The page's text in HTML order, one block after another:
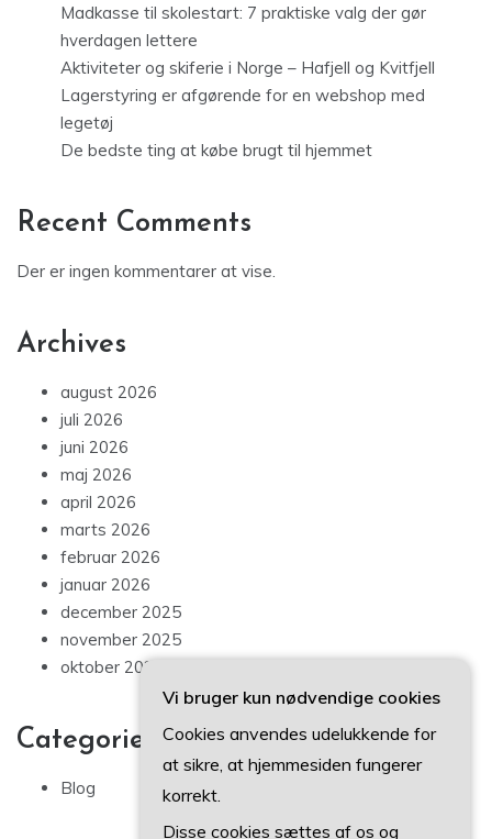
Madkasse til skolestart: 7 praktiske valg der gør
hverdagen lettere
Aktiviteter og skiferie i Norge – Hafjell og Kvitfjell
Lagerstyring er afgørende for en webshop med
legetøj
De bedste ting at købe brugt til hjemmet
Recent Comments
Der er ingen kommentarer at vise.
Archives
august 2026
juli 2026
juni 2026
maj 2026
april 2026
marts 2026
februar 2026
januar 2026
december 2025
november 2025
oktober 2025
Categories
Blog
Vi bruger kun nødvendige cookies
Cookies anvendes udelukkende for
at sikre, at hjemmesiden fungerer
korrekt.
Disse cookies sættes af os og